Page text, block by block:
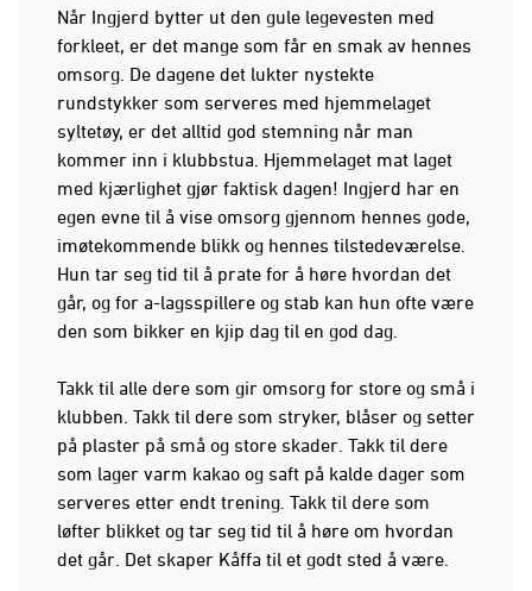
Når Ingjerd bytter ut den gule legevesten med
forkleet, er det mange som får en smak av hennes
omsorg. De dagene det lukter nystekte
rundstykker som serveres med hjemmelaget
syltetøy, er det alltid god stemning når man
kommer inn i klubbstua. Hjemmelaget mat laget
med kjærlighet gjør faktisk dagen! Ingjerd har en
egen evne til å vise omsorg gjennom hennes gode,
imøtekommende blikk og hennes tilstedeværelse.
Hun tar seg tid til å prate for å høre hvordan det
går, og for a-lagsspillere og stab kan hun ofte være
den som bikker en kjip dag til en god dag.
Takk til alle dere som gir omsorg for store og små i
klubben. Takk til dere som stryker, blåser og setter
på plaster på små og store skader. Takk til dere
som lager varm kakao og saft på kalde dager som
serveres etter endt trening. Takk til dere som
løfter blikket og tar seg tid til å høre om hvordan
det går. Det skaper Kåffa til et godt sted å være.